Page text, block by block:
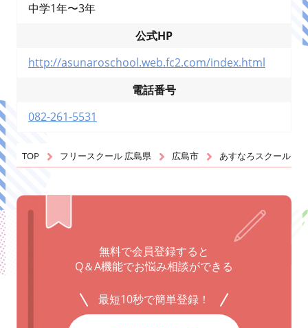
中学1年〜3年
公式HP
http://asunaroschool.web.fc2.com/index.html
電話番号
082-261-5531
TOP フリースクール 広島県 広島市 あすなろスクール
無料で会員登録すると
Q＆A機能でお悩み相談ができる
最短10秒で簡単登録！